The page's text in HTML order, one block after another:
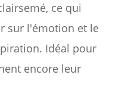
ce qui
sur l'émotion et le
Idéal pour
encore leur